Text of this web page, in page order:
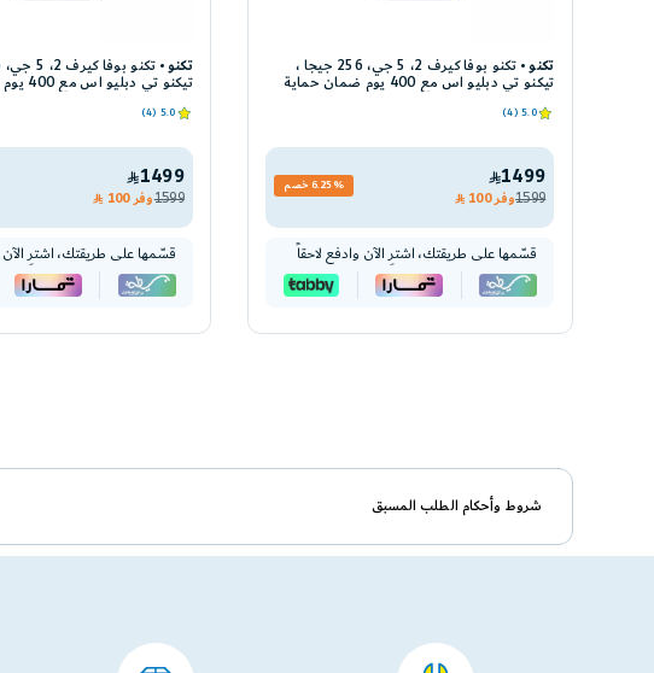
تكنو
تكنو بوفا كيرف 2، 5 جي، 256 جيجا ،
تيكنو تي دبليو اس مع 400 يوم ضمان حماية
5.0 (4)
1499
1599وفر100
6.25% خصم
قسّمها على طريقتك، اشترِ الآن وادفع لاحقاً
تكنو
تيكنو
5.0 (4)
1499
1599وفر100
قسّمها على طريقتك، اشترِ الآن
شروط وأحكام الطلب المسبق